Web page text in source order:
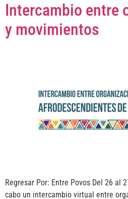
Intercambio entre
y movimientos
Regresar Por: Entre Povos Del 26 al
cabo un intercambio virtual entre